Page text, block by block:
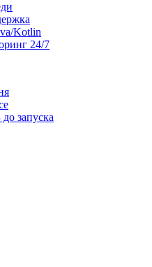
Kotlin
24/7
запуска